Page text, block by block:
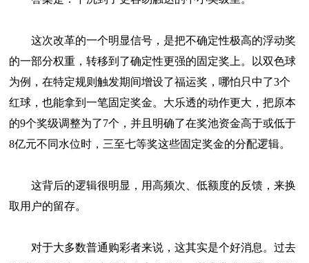
这次改革的一个明显信号，是把不确定性极高的浮动奖
的一部分权重，转移到了确定性更强的固定奖上。以双色球
为例，在特定规则触发期间增设了福运奖，哪怕只中了3个
红球，也能拿到一笔固定奖金。大乐透的动作更大，把原本
的9个奖级调整为了7个，并且明确了在奖池资金高于或低于
8亿元不同水位时，三至七等奖这些固定奖金的分配逻辑。
这背后的逻辑很明显，用高频次、低额度的反馈，来换
取用户的留存。
对于大多数普通购彩者来说，这其实是个好消息。过去